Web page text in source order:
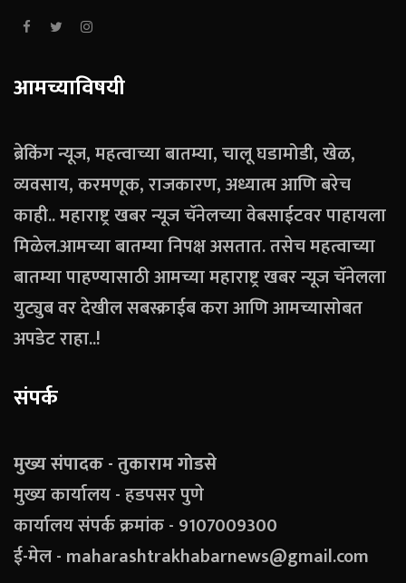
आमच्याविषयी
ब्रेकिंग न्यूज, महत्वाच्या बातम्या, चालू घडामोडी, खेळ,
व्यवसाय, करमणूक, राजकारण, अध्यात्म आणि बरेच
काही.. महाराष्ट्र खबर न्यूज चॅनेलच्या वेबसाईटवर पाहायला
मिळेल.आमच्या बातम्या निपक्ष असतात. तसेच महत्वाच्या
बातम्या पाहण्यासाठी आमच्या महाराष्ट्र खबर न्यूज चॅनेलला
युट्युब वर देखील सबस्क्राईब करा आणि आमच्यासोबत
अपडेट राहा..!
संपर्क
मुख्य संपादक - तुकाराम गोडसे
मुख्य कार्यालय - हडपसर पुणे
कार्यालय संपर्क क्रमांक - 9107009300
ई-मेल - maharashtrakhabarnews@gmail.com